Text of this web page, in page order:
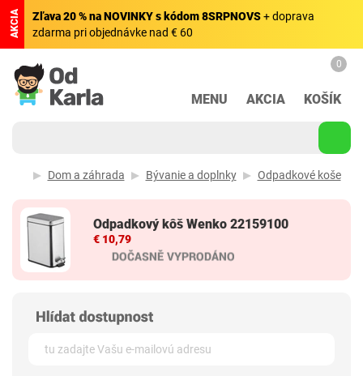
AKCIA Zľava 20 % na NOVINKY s kódom 8SRPNOVS+ doprava
zdarma pri objednávke nad € 60
MENU AKCIA
0
KOŠÍK
Dom a záhrada Bývanie a doplnky Odpadkové koše
Odpadkový kôš Wenko 22159100
€ 10,79